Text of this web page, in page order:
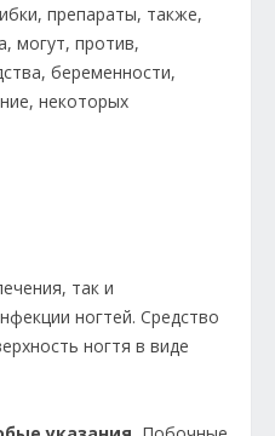
так и
ногтей. Средство
ногтя в виде